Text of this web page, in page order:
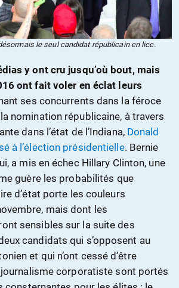
le seul candidat républicain en lice.
y ont cru jusqu’où bout, mais
ont fait voler en éclat leurs
ses concurrents dans la féroce
nomination républicaine, à travers
dans l’état de l’Indiana, Donald
à l’élection présidentielle. Bernie
a mis en échec Hillary Clinton, une
guère les probabilités que
d’état porte les couleurs
mais dont les
sensibles sur la suite des
candidats qui s’opposent au
et qui n’ont cessé d’être
corporatiste sont portés